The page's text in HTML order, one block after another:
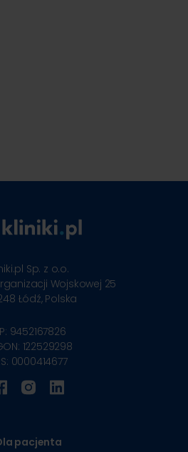
Sp. z o.o.
Wojskowej 25
Łódź, Polska
9452167826
122529298
0000414677
pacjenta